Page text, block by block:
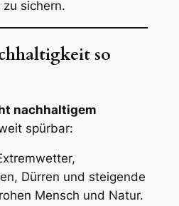
sichern.
so
nachhaltigem
spürbar:
Dürren und steigende
Mensch und Natur.